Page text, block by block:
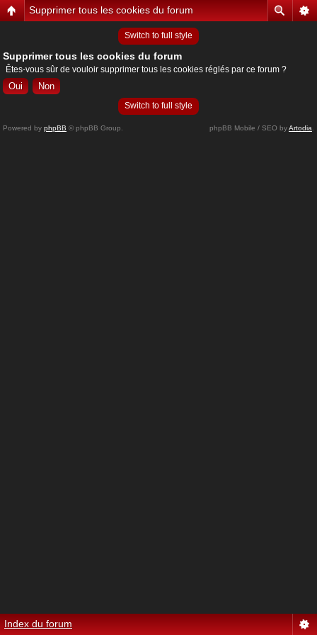
Supprimer tous les cookies du forum
Switch to full style
Supprimer tous les cookies du forum
Êtes-vous sûr de vouloir supprimer tous les cookies réglés par ce forum ?
Switch to full style
Powered by phpBB © phpBB Group. phpBB Mobile / SEO byArtodia
Index du forum